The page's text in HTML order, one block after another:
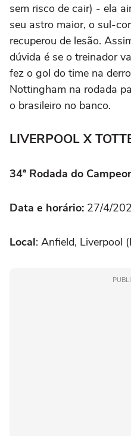
sem risco de cair) - ela
seu astro maior, o sul-
recuperou de lesão.
dúvida é se o treinador
fez o gol do time na
Nottingham na rodada
o brasileiro no banco.
LIVERPOOL X
34ª Rodada do
Data e horário: 27/4/
Local: Anfield, Liverpool